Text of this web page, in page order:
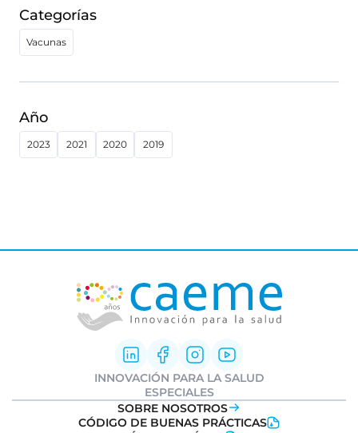
Categorías
Vacunas
Año
2023 2021 2020 2019
INNOVACIÓN PARA LA SALUD
Innovación Farmacéutica
I+D clínica
Sociedad y Medicamentos
Transformación Digital
ESPECIALES
Informe Weber
Ideatón Salud
InnovationDay
SOBRE NOSOTROS
CÓDIGO DE BUENAS PRÁCTICAS